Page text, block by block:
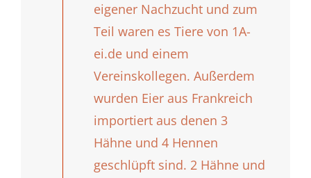
eigener Nachzucht und zum
Teil waren es Tiere von 1A-
ei.de und einem
Vereinskollegen. Außerdem
wurden Eier aus Frankreich
importiert aus denen 3
Hähne und 4 Hennen
geschlüpft sind. 2 Hähne und